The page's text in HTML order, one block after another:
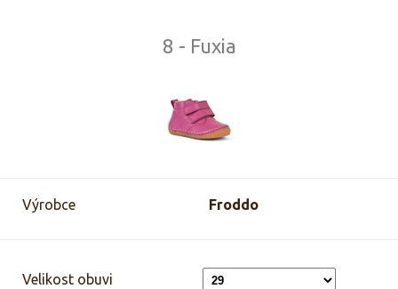
8 - Fuxia
Výrobce Froddo
Velikost obuvi